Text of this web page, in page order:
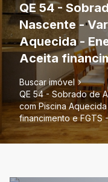
QE 54 -
Nascente -
Aquecida -
Aceita
Buscar imóvel
QE 54 - Sobrado de
com Piscina
financimento e FGTS